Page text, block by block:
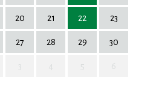
20 21 22 23
27 28 29 30